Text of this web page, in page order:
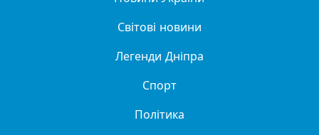
Світові новини
Легенди Дніпра
Спорт
Політика